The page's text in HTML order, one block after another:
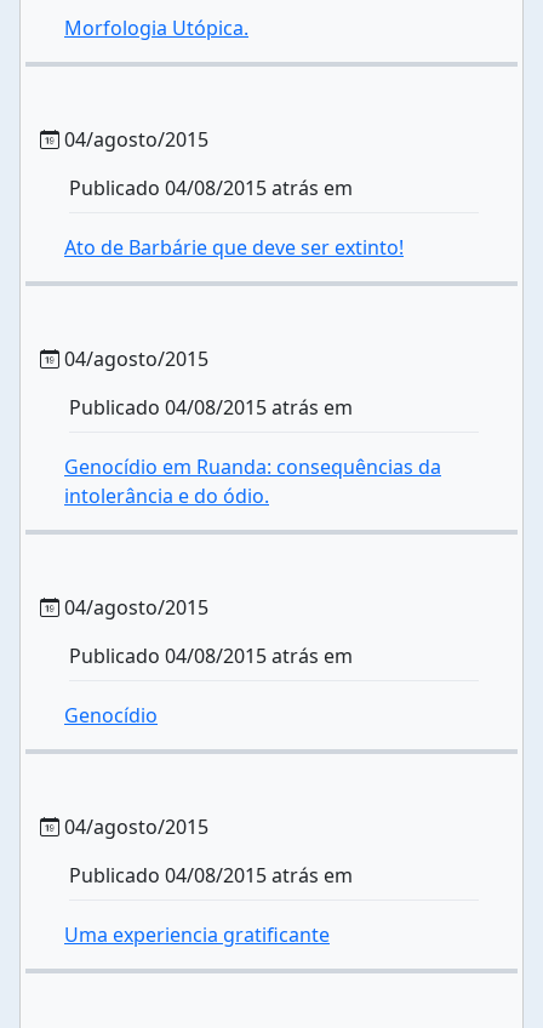
Morfologia Utópica.
04/agosto/2015
Publicado 04/08/2015 atrás em
Ato de Barbárie que deve ser extinto!
04/agosto/2015
Publicado 04/08/2015 atrás em
Genocídio em Ruanda: consequências da
intolerância e do ódio.
04/agosto/2015
Publicado 04/08/2015 atrás em
Genocídio
04/agosto/2015
Publicado 04/08/2015 atrás em
Uma experiencia gratificante